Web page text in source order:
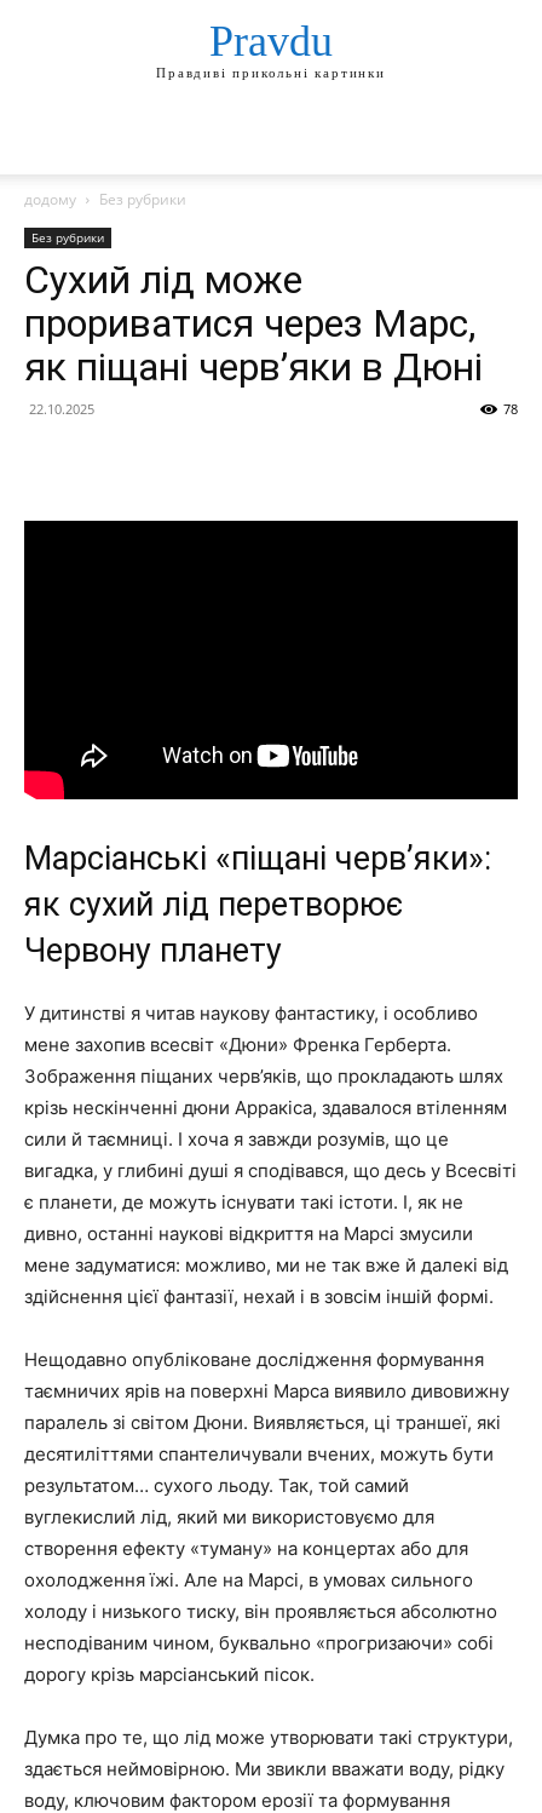
Pravdu
Правдиві прикольні картинки
додому Без рубрики
Без рубрики
Сухий лід може
прориватися через Марс,
як піщані черв’яки в Дюні
22.10.2025 78
Марсіанські «піщані черв’яки»:
як сухий лід перетворює
Червону планету
У дитинстві я читав наукову фантастику, і особливо
мене захопив всесвіт «Дюни» Френка Герберта.
Зображення піщаних черв’яків, що прокладають шлях
крізь нескінченні дюни Арракіса, здавалося втіленням
сили й таємниці. І хоча я завжди розумів, що це
вигадка, у глибині душі я сподівався, що десь у Всесвіті
є планети, де можуть існувати такі істоти. І, як не
дивно, останні наукові відкриття на Марсі змусили
мене задуматися: можливо, ми не так вже й далекі від
здійснення цієї фантазії, нехай і в зовсім іншій формі.
Нещодавно опубліковане дослідження формування
таємничих ярів на поверхні Марса виявило дивовижну
паралель зі світом Дюни. Виявляється, ці траншеї, які
десятиліттями спантеличували вчених, можуть бути
результатом… сухого льоду. Так, той самий
вуглекислий лід, який ми використовуємо для
створення ефекту «туману» на концертах або для
охолодження їжі. Але на Марсі, в умовах сильного
холоду і низького тиску, він проявляється абсолютно
несподіваним чином, буквально «прогризаючи» собі
дорогу крізь марсіанський пісок.
Думка про те, що лід може утворювати такі структури,
здається неймовірною. Ми звикли вважати воду, рідку
воду, ключовим фактором ерозії та формування